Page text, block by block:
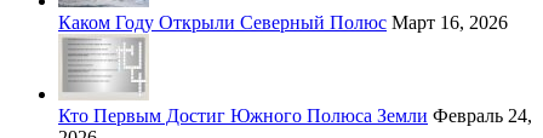
Каком Году Открыли Северный Полюс Март 16, 2026
Кто Первым Достиг Южного Полюса Земли Февраль 24,